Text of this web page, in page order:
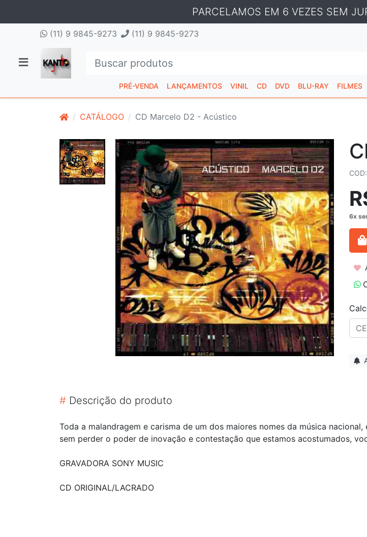
PARCELAMOS EM 6 VEZES SEM
(11) 9 9845-9273 (11) 9 9845-9273
PRÉ-VENDA LANÇAMENTOS VINIL CD DVD BLU-RAY FILMES
CATÁLOGO CD Marcelo D2 - Acústico
# Descrição do produto
Toda a malandragem e carisma de um dos maiores nomes da música
sem perder o poder de inovação e contestação que estamos acostumados,
GRAVADORA SONY MUSIC
CD ORIGINAL/LACRADO